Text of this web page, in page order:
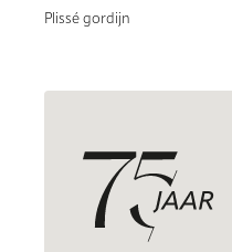
Plissé gordijn